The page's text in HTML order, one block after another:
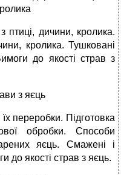
птиці, дичини, кролика.
кролика. Тушковані
до якості страв з
з яєць
переробки. Підготовка
обробки. Способи
яєць. Смажені і
до якості страв з яєць.